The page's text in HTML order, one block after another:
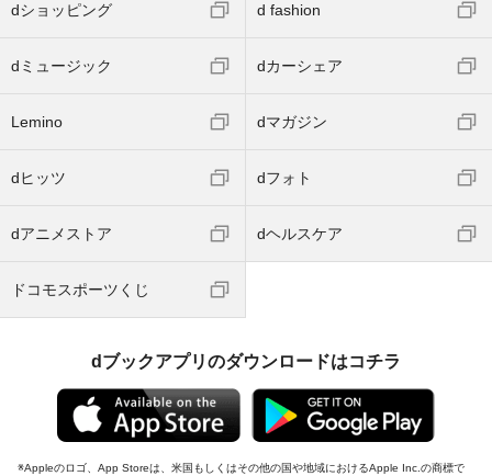
dショッピング d fashion
dミュージック dカーシェア
Lemino dマガジン
dヒッツ dフォト
dアニメストア dヘルスケア
ドコモスポーツくじ
dブックアプリのダウンロードはコチラ
Appleのロゴ、App Storeは、米国もしくはその他の国や地域におけるApple Inc.の商標で